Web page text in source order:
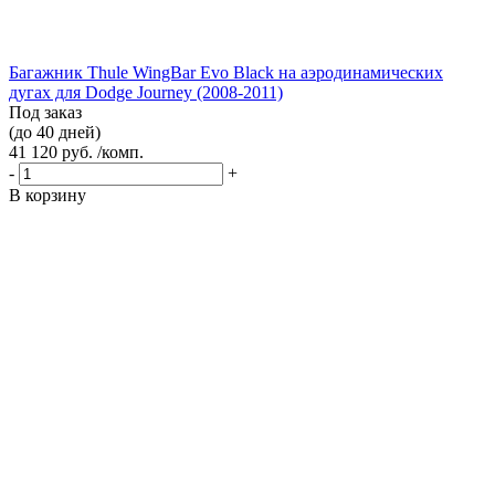
Багажник Thule WingBar Evo Black на аэродинамических
дугах для Dodge Journey (2008-2011)
Под заказ
(до 40 дней)
41 120 руб. /комп.
-
+
В корзину